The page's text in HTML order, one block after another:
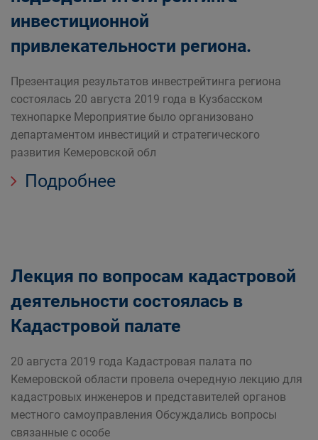
инвестиционной
привлекательности региона.
Презентация результатов инвестрейтинга региона
состоялась 20 августа 2019 года в Кузбасском
технопарке Мероприятие было организовано
департаментом инвестиций и стратегического
развития Кемеровской обл
Подробнее
Лекция по вопросам кадастровой
деятельности состоялась в
Кадастровой палате
20 августа 2019 года Кадастровая палата по
Кемеровской области провела очередную лекцию для
кадастровых инженеров и представителей органов
местного самоуправления Обсуждались вопросы
связанные с особе